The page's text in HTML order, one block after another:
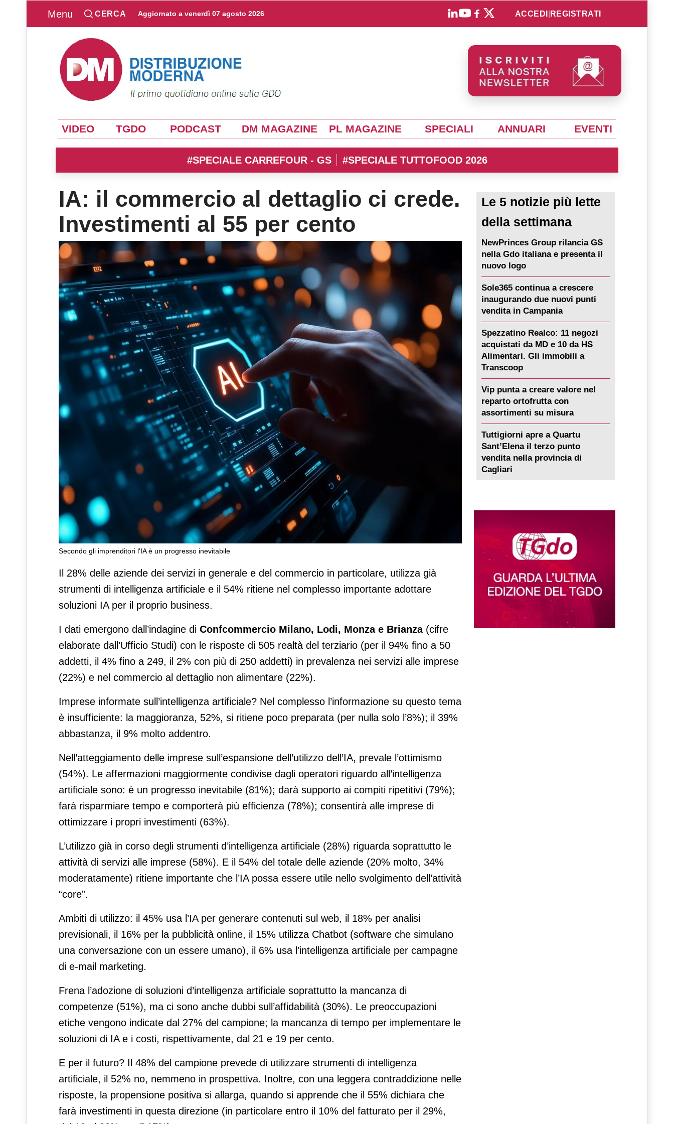
Menu CERCA Aggiornato a venerdì 07 agosto 2026 ACCEDI REGISTRATI
VIDEO TGDO PODCAST DM MAGAZINE PL MAGAZINE SPECIALI ANNUARI EVENTI
#SPECIALE CARREFOUR - GS #SPECIALE TUTTOFOOD 2026
IA: il commercio al dettaglio ci crede.
Investimenti al 55 per cento
Secondo gli imprenditori l'IA è un progresso inevitabile
IA: il commercio al dettaglio ci crede. Investimenti al 55 per cento
Il 28% delle aziende dei servizi in generale e del commercio in particolare, utilizza già
strumenti di intelligenza artificiale e il 54% ritiene nel complesso importante adottare
soluzioni IA per il proprio business.
I dati emergono dall’indagine di Confcommercio Milano, Lodi, Monza e Brianza(cifre
elaborate dall’Ufficio Studi) con le risposte di 505 realtà del terziario (per il 94% fino a 50
addetti, il 4% fino a 249, il 2% con più di 250 addetti) in prevalenza nei servizi alle imprese
(22%) e nel commercio al dettaglio non alimentare (22%).
Imprese informate sull’intelligenza artificiale? Nel complesso l’informazione su questo tema
è insufficiente: la maggioranza, 52%, si ritiene poco preparata (per nulla solo l’8%); il 39%
abbastanza, il 9% molto addentro.
Nell’atteggiamento delle imprese sull’espansione dell’utilizzo dell’IA, prevale l’ottimismo
(54%). Le affermazioni maggiormente condivise dagli operatori riguardo all’intelligenza
artificiale sono: è un progresso inevitabile (81%); darà supporto ai compiti ripetitivi (79%);
farà risparmiare tempo e comporterà più efficienza (78%); consentirà alle imprese di
ottimizzare i propri investimenti (63%).
L’utilizzo già in corso degli strumenti d’intelligenza artificiale (28%) riguarda soprattutto le
attività di servizi alle imprese (58%). E il 54% del totale delle aziende (20% molto, 34%
moderatamente) ritiene importante che l’IA possa essere utile nello svolgimento dell’attività
“core”.
Ambiti di utilizzo: il 45% usa l’IA per generare contenuti sul web, il 18% per analisi
previsionali, il 16% per la pubblicità online, il 15% utilizza Chatbot (software che simulano
una conversazione con un essere umano), il 6% usa l’intelligenza artificiale per campagne
di e-mail marketing.
Frena l’adozione di soluzioni d’intelligenza artificiale soprattutto la mancanza di
competenze (51%), ma ci sono anche dubbi sull’affidabilità (30%). Le preoccupazioni
etiche vengono indicate dal 27% del campione; la mancanza di tempo per implementare le
soluzioni di IA e i costi, rispettivamente, dal 21 e 19 per cento.
E per il futuro? Il 48% del campione prevede di utilizzare strumenti di intelligenza
artificiale, il 52% no, nemmeno in prospettiva. Inoltre, con una leggera contraddizione nelle
risposte, la propensione positiva si allarga, quando si apprende che il 55% dichiara che
farà investimenti in questa direzione (in particolare entro il 10% del fatturato per il 29%,
Le 5 notizie più lette
della settimana
NewPrinces Group rilancia GS
nella Gdo italiana e presenta il
nuovo logo
Sole365 continua a crescere
inaugurando due nuovi punti
vendita in Campania
Spezzatino Realco: 11 negozi
acquistati da MD e 10 da HS
Alimentari. Gli immobili a
Transcoop
Vip punta a creare valore nel
reparto ortofrutta con
assortimenti su misura
Tuttigiorni apre a Quartu
Sant’Elena il terzo punto
vendita nella provincia di
Cagliari